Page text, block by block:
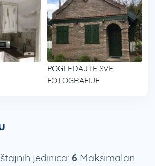
POGLEDAJTE SVE
FOTOGRAFIJE
jedinica: 6 Maksimalan